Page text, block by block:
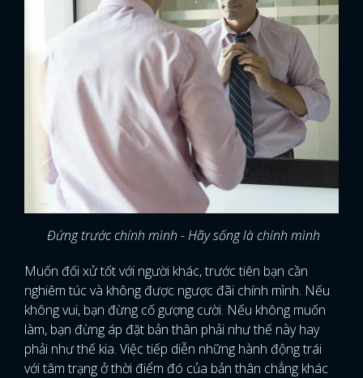
Đứng trước chính mình - Hãy sống là chính mình
Muốn đối xử tốt với người khác, trước tiên bạn cần
nghiêm túc và không được ngược đãi chính mình. Nếu
không vui, bạn đừng cố gượng cười. Nếu không muốn
làm, bạn đừng áp đặt bản thân phải như thế này hay
phải như thế kia. Việc tiếp diễn những hành động trái
với tâm trạng ở thời điểm đó của bản thân chẳng khác